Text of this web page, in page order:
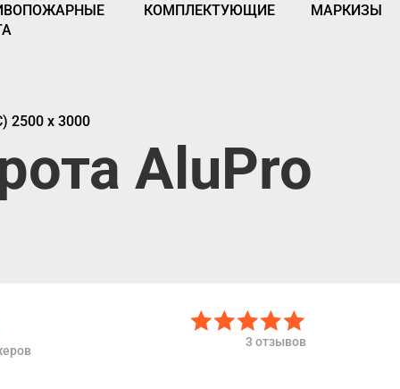
КОМПЛЕКТУЮЩИЕ МАРКИЗЫ
2500 х 3000
AluPro
3 отзывов